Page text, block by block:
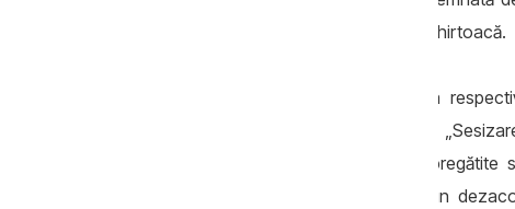
cazul sesizării înaintate de către Dorin Chirtoacă.
„În opinia procurorului de caz, soluția
determinată de următoarele argumente:
fapte referitor la infracţiuni săvârşite,
interimar Dumitru Robu, ci reprezintă un